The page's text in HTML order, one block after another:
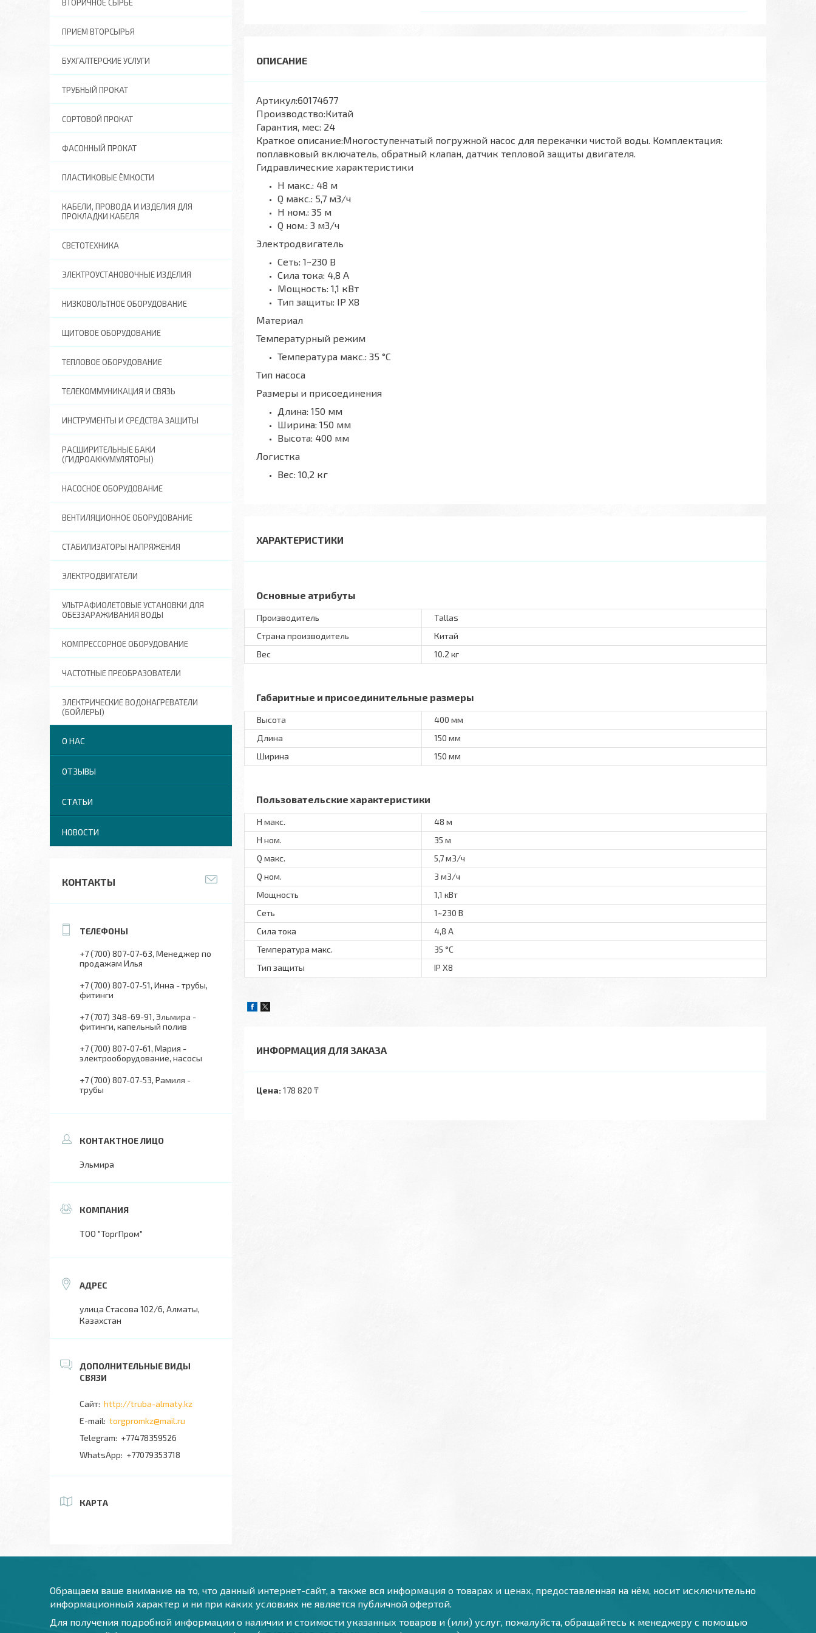
Артикул:60174677
Производство:Китай
Гарантия, мес: 24
Краткое описание:Многоступенчатый погружной насос для перекачки чистой воды. Комплектация:
поплавковый включатель, обратный клапан, датчик тепловой защиты двигателя.
Гидравлические характеристики
H макс.: 48 м
Q макс.: 5,7 м3/ч
H ном.: 35 м
Q ном.: 3 м3/ч
Электродвигатель
Сеть: 1~230 В
Сила тока: 4,8 А
Мощность: 1,1 кВт
Тип защиты: IP X8
Материал
Температурный режим
Температура макс.: 35 °С
Тип насоса
Размеры и присоединения
Длина: 150 мм
Ширина: 150 мм
Высота: 400 мм
Логистка
Вес: 10,2 кг
ХАРАКТЕРИСТИКИ
Основные атрибуты
Производитель
Tallas
Страна производитель
Китай
Вес
10.2 кг
Габаритные и присоединительные размеры
Высота
400 мм
Длина
150 мм
Ширина
150 мм
Пользовательские характеристики
H макс.
48 м
H ном.
35 м
Q макс.
5,7 м3/ч
Q ном.
3 м3/ч
Мощность
1,1 кВт
Сеть
1~230 В
Сила тока
4,8 А
Температура макс.
35 °С
Тип защиты
IP X8
ИНФОРМАЦИЯ ДЛЯ ЗАКАЗА
Цена: 178 820 ₸
ВТОРИЧНОЕ СЫРЬЕ
ПРИЕМ ВТОРСЫРЬЯ
БУХГАЛТЕРСКИЕ УСЛУГИ
ТРУБНЫЙ ПРОКАТ
СОРТОВОЙ ПРОКАТ
ФАСОННЫЙ ПРОКАТ
ПЛАСТИКОВЫЕ ЁМКОСТИ
КАБЕЛИ, ПРОВОДА И ИЗДЕЛИЯ ДЛЯ
ПРОКЛАДКИ КАБЕЛЯ
СВЕТОТЕХНИКА
ЭЛЕКТРОУСТАНОВОЧНЫЕ ИЗДЕЛИЯ
НИЗКОВОЛЬТНОЕ ОБОРУДОВАНИЕ
ЩИТОВОЕ ОБОРУДОВАНИЕ
ТЕПЛОВОЕ ОБОРУДОВАНИЕ
ТЕЛЕКОММУНИКАЦИЯ И СВЯЗЬ
ИНСТРУМЕНТЫ И СРЕДСТВА ЗАЩИТЫ
РАСШИРИТЕЛЬНЫЕ БАКИ
(ГИДРОАККУМУЛЯТОРЫ)
НАСОСНОЕ ОБОРУДОВАНИЕ
ВЕНТИЛЯЦИОННОЕ ОБОРУДОВАНИЕ
СТАБИЛИЗАТОРЫ НАПРЯЖЕНИЯ
ЭЛЕКТРОДВИГАТЕЛИ
УЛЬТРАФИОЛЕТОВЫЕ УСТАНОВКИ ДЛЯ
ОБЕЗЗАРАЖИВАНИЯ ВОДЫ
КОМПРЕССОРНОЕ ОБОРУДОВАНИЕ
ЧАСТОТНЫЕ ПРЕОБРАЗОВАТЕЛИ
ЭЛЕКТРИЧЕСКИЕ ВОДОНАГРЕВАТЕЛИ
(БОЙЛЕРЫ)
О НАС
ОТЗЫВЫ
СТАТЬИ
НОВОСТИ
КОНТАКТЫ
+7 (700) 807-07-63 Менеджер по
продажам Илья
+7 (700) 807-07-51 Инна - трубы,
фитинги
+7 (707) 348-69-91 Эльмира -
фитинги, капельный полив
+7 (700) 807-07-61 Мария -
электрооборудование, насосы
+7 (700) 807-07-53 Рамиля -
трубы
Эльмира
ТОО "ТоргПром"
улица Стасова 102/6, Алматы,
Казахстан
http://truba-almaty.kz
torgpromkz@mail.ru
+77478359526
+77079353718
КАРТА
Обращаем ваше внимание на то, что данный интернет-сайт, а также вся информация о товарах и ценах, предоставленная на нём, носит исключительно
информационный характер и ни при каких условиях не является публичной офертой.
Для получения подробной информации о наличии и стоимости указанных товаров и (или) услуг, пожалуйста, обращайтесь к менеджеру с помощью